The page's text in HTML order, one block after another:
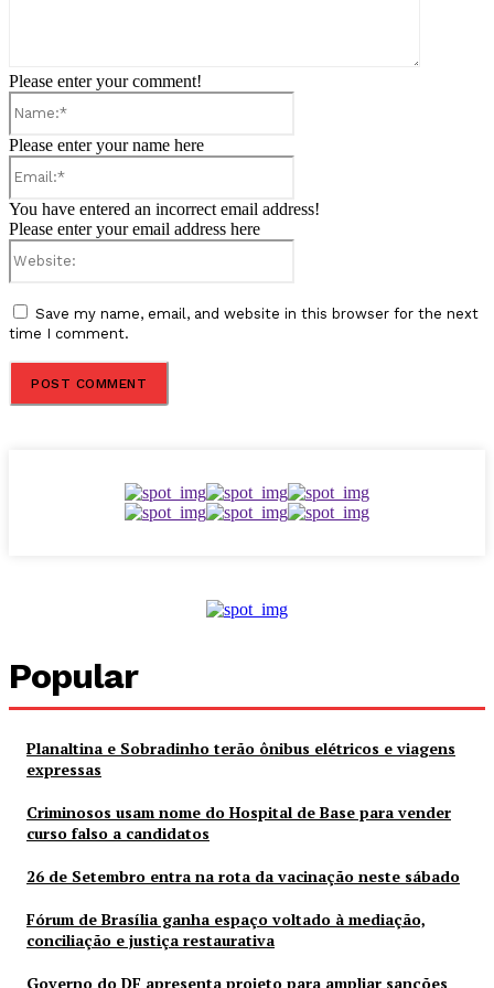
Please enter your comment!
Please enter your name here
You have entered an incorrect email address!
Please enter your email address here
Save my name, email, and website in this browser for the next
time I comment.
Popular
Planaltina e Sobradinho terão ônibus elétricos e viagens
expressas
Criminosos usam nome do Hospital de Base para vender
curso falso a candidatos
26 de Setembro entra na rota da vacinação neste sábado
Fórum de Brasília ganha espaço voltado à mediação,
conciliação e justiça restaurativa
Governo do DF apresenta projeto para ampliar sanções